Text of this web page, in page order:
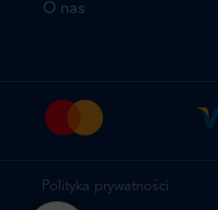
O nas
Polityka prywatności